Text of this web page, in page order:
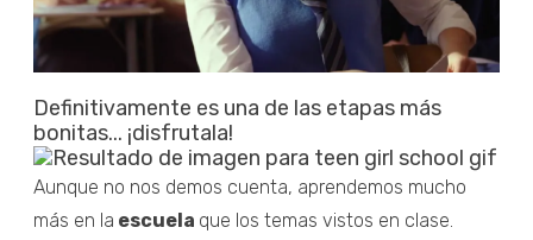
Definitivamente es una de las etapas más
bonitas... ¡disfrutala!
Aunque no nos demos cuenta, aprendemos mucho
más en la escuela que los temas vistos en clase.